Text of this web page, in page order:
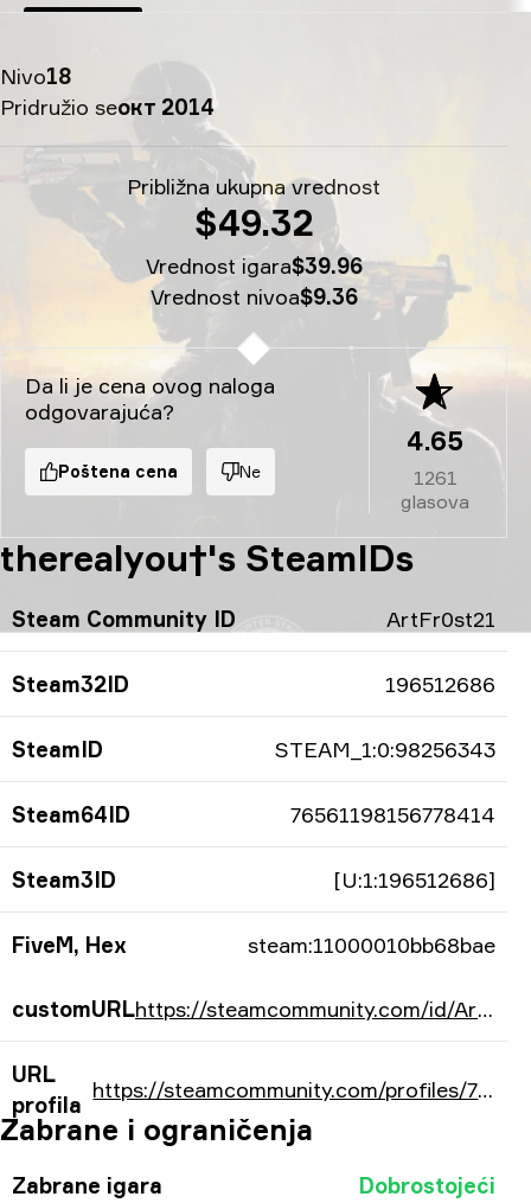
Nivo18
Pridružio seокт 2014
Približna ukupna vrednost
$49.32
Vrednost igara$39.96
Vrednost nivoa$9.36
Da li je cena ovog naloga
odgovarajuća?
Poštena cena Ne
4.65
1261
glasova
therealyou†'s SteamIDs
Steam Community ID ArtFr0st21
Steam32ID 196512686
SteamID STEAM_1:0:98256343
Steam64ID 76561198156778414
Steam3ID [U:1:196512686]
FiveM, Hex steam:11000010bb68bae
customURL https://steamcommunity.com/id/ArtFr0st21/
URL
profila
https://steamcommunity.com/profiles/76561198156778414/
Zabrane i ograničenja
Zabrane igara Dobrostojeći